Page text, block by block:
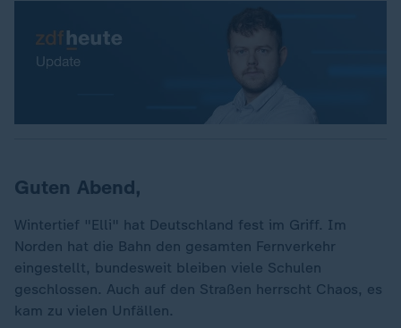
Guten Abend,
Wintertief "Elli" hat Deutschland fest im Griff. Im
Norden hat die Bahn den gesamten Fernverkehr
eingestellt, bundesweit bleiben viele Schulen
geschlossen. Auch auf den Straßen herrscht Chaos, es
kam zu vielen Unfällen.